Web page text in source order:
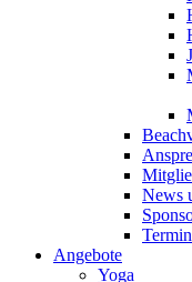
News
Angebote
Yoga